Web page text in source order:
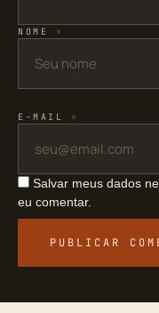
NOME *
E-MAIL *
Salvar meus dados
eu comentar.